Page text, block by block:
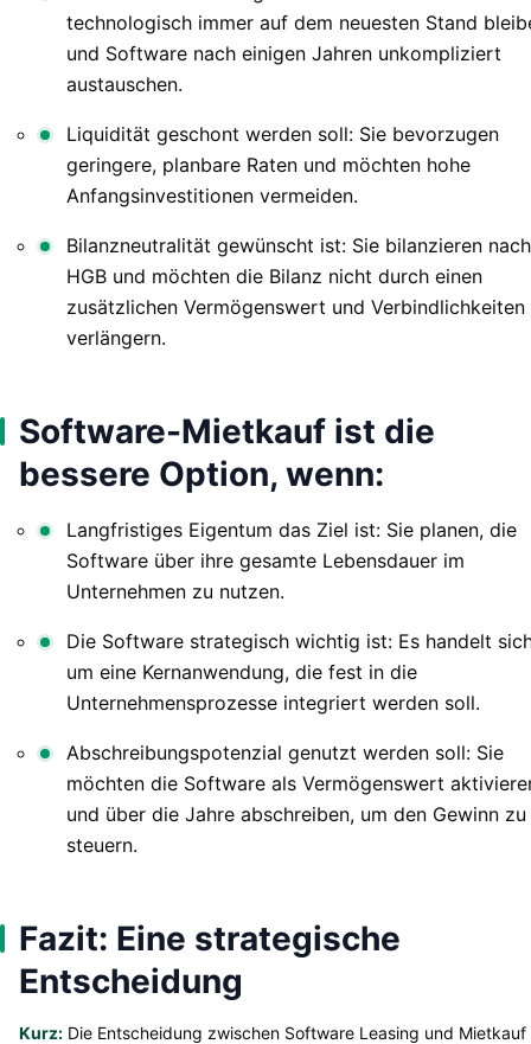
technologisch immer auf dem neuesten Stand
und Software nach einigen Jahren unkompliziert
austauschen.
Liquidität geschont werden soll: Sie bevorzugen
geringere, planbare Raten und möchten hohe
Anfangsinvestitionen vermeiden.
Bilanzneutralität gewünscht ist: Sie bilanzieren nach
HGB und möchten die Bilanz nicht durch einen
zusätzlichen Vermögenswert und Verbindlichkeiten
verlängern.
Software-Mietkauf ist die
bessere Option, wenn:
Langfristiges Eigentum das Ziel ist: Sie planen, die
Software über ihre gesamte Lebensdauer im
Unternehmen zu nutzen.
Die Software strategisch wichtig ist: Es handelt
um eine Kernanwendung, die fest in die
Unternehmensprozesse integriert werden soll.
Abschreibungspotenzial genutzt werden soll: Sie
möchten die Software als Vermögenswert
und über die Jahre abschreiben, um den Gewinn zu
steuern.
Fazit: Eine strategische
Entscheidung
Kurz: Die Entscheidung zwischen Software Leasing und Mietkauf